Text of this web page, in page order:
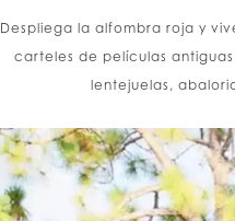
Despliega la alfombra roja y
carteles de películas
lentejuelas,